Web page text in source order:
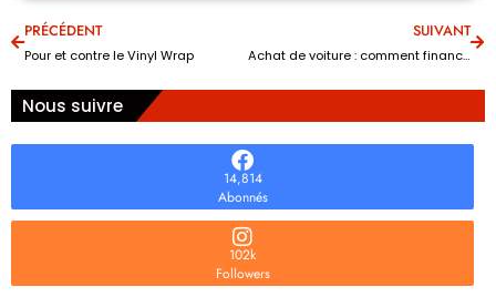
PRÉCÉDENT
Pour et contre le Vinyl Wrap
SUIVANT
Achat de voiture : comment financer votre projet ?
Nous suivre
14,814
Abonnés
102k
Followers